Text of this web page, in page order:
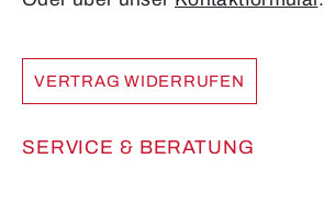
VERTRAG WIDERRUFEN
SERVICE & BERATUNG